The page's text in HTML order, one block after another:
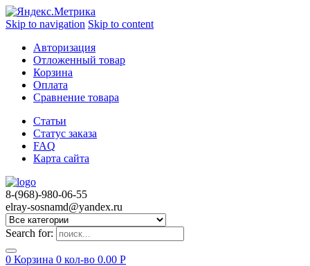
Skip to navigation Skip to content
Авторизация
Отложенный товар
Корзина
Оплата
Сравнение товара
Статьи
Статус заказа
FAQ
Карта сайта
8-(968)-980-06-55
elray-sosnamd@yandex.ru
Search for:
0 Корзина 0 кол-во 0.00 Р